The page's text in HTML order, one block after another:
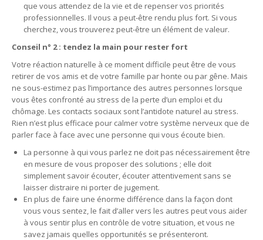
que vous attendez de la vie et de repenser vos priorités
professionnelles. Il vous a peut-être rendu plus fort. Si vous
cherchez, vous trouverez peut-être un élément de valeur.
Conseil n° 2 : tendez la main pour rester fort
Votre réaction naturelle à ce moment difficile peut être de vous
retirer de vos amis et de votre famille par honte ou par gêne. Mais
ne sous-estimez pas l’importance des autres personnes lorsque
vous êtes confronté au stress de la perte d’un emploi et du
chômage. Les contacts sociaux sont l’antidote naturel au stress.
Rien n’est plus efficace pour calmer votre système nerveux que de
parler face à face avec une personne qui vous écoute bien.
La personne à qui vous parlez ne doit pas nécessairement être
en mesure de vous proposer des solutions ; elle doit
simplement savoir écouter, écouter attentivement sans se
laisser distraire ni porter de jugement.
En plus de faire une énorme différence dans la façon dont
vous vous sentez, le fait d’aller vers les autres peut vous aider
à vous sentir plus en contrôle de votre situation, et vous ne
savez jamais quelles opportunités se présenteront.